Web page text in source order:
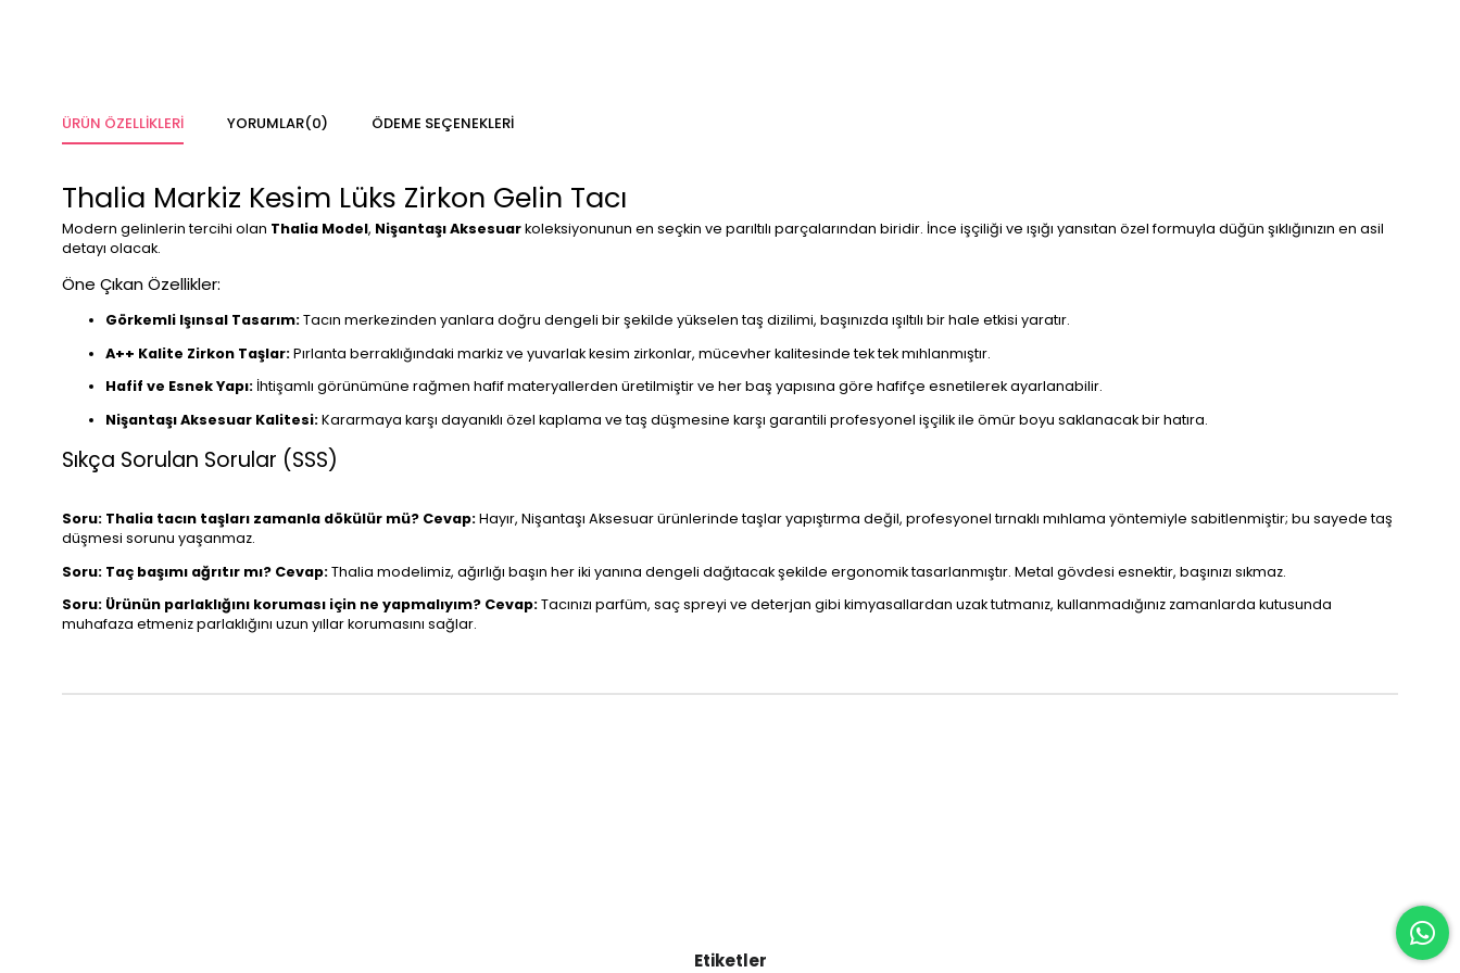
ÜRÜN ÖZELLIKLERI YORUMLAR(0) ÖDEME SEÇENEKLERI
Thalia Markiz Kesim Lüks Zirkon Gelin Tacı
Modern gelinlerin tercihi olan Thalia Model, Nişantaşı Aksesuarkoleksiyonunun en seçkin ve parıltılı parçalarından biridir. İnce işçiliği ve ışığı yansıtan özel formuyla düğün şıklığınızın en asil
detayı olacak.
Öne Çıkan Özellikler:
Görkemli Işınsal Tasarım:Tacın merkezinden yanlara doğru dengeli bir şekilde yükselen taş dizilimi, başınızda ışıltılı bir hale etkisi yaratır.
A++ Kalite Zirkon Taşlar:Pırlanta berraklığındaki markiz ve yuvarlak kesim zirkonlar, mücevher kalitesinde tek tek mıhlanmıştır.
Hafif ve Esnek Yapı: İhtişamlı görünümüne rağmen hafif materyallerden üretilmiştir ve her baş yapısına göre hafifçe esnetilerek ayarlanabilir.
Nişantaşı Aksesuar Kalitesi:Kararmaya karşı dayanıklı özel kaplama ve taş düşmesine karşı garantili profesyonel işçilik ile ömür boyu saklanacak bir hatıra.
Sıkça Sorulan Sorular (SSS)
Soru: Thalia tacın taşları zamanla dökülür mü? Cevap:Hayır, Nişantaşı Aksesuar ürünlerinde taşlar yapıştırma değil, profesyonel tırnaklı mıhlama yöntemiyle sabitlenmiştir; bu sayede taş
düşmesi sorunu yaşanmaz.
Soru: Taç başımı ağrıtır mı? Cevap:Thalia modelimiz, ağırlığı başın her iki yanına dengeli dağıtacak şekilde ergonomik tasarlanmıştır. Metal gövdesi esnektir, başınızı sıkmaz.
Soru: Ürünün parlaklığını koruması için ne yapmalıyım? Cevap:Tacınızı parfüm, saç spreyi ve deterjan gibi kimyasallardan uzak tutmanız, kullanmadığınız zamanlarda kutusunda
muhafaza etmeniz parlaklığını uzun yıllar korumasını sağlar.
Etiketler